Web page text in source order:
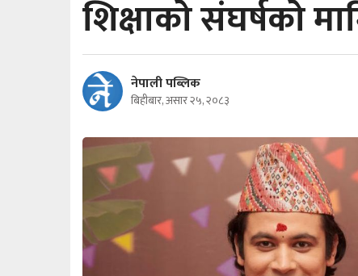
शिक्षाको संघर्षको
नेपाली पब्लिक
बिहीबार, असार २५, २०८३